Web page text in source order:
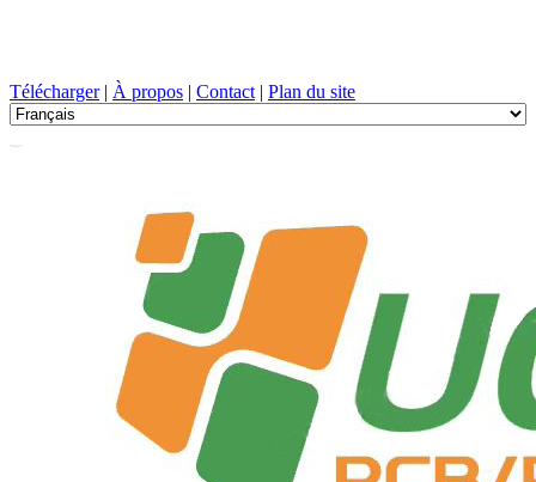
Télécharger| À propos | Contact | Plan du site